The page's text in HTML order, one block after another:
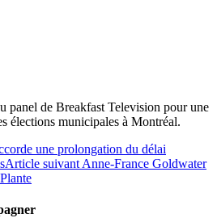
panel de Breakfast Television pour une
élections municipales à Montréal.
une prolongation du délai
Article suivant Anne-France Goldwater